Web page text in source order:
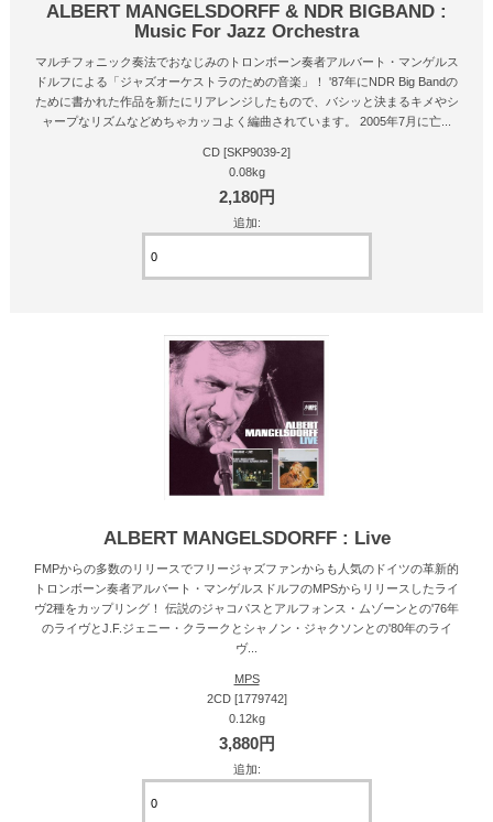
ALBERT MANGELSDORFF & NDR BIGBAND :
Music For Jazz Orchestra
マルチフォニック奏法でおなじみのトロンボーン奏者アルバート・マンゲルス
ドルフによる「ジャズオーケストラのための音楽」！ '87年にNDR Big Bandの
ために書かれた作品を新たにリアレンジしたもので、バシッと決まるキメやシ
ャープなリズムなどめちゃカッコよく編曲されています。 2005年7月に亡...
CD [SKP9039-2]
0.08kg
2,180円
追加:
ALBERT MANGELSDORFF : Live
FMPからの多数のリリースでフリージャズファンからも人気のドイツの革新的
トロンボーン奏者アルバート・マンゲルスドルフのMPSからリリースしたライ
ヴ2種をカップリング！ 伝説のジャコパスとアルフォンス・ムゾーンとの'76年
のライヴとJ.F.ジェニー・クラークとシャノン・ジャクソンとの'80年のライ
ヴ...
MPS
2CD [1779742]
0.12kg
3,880円
追加: